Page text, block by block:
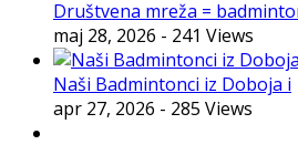
Društvena mreža =
maj 28, 2026 - 241 Views
Naši Badmintonci iz Doboja i
apr 27, 2026 - 285 Views